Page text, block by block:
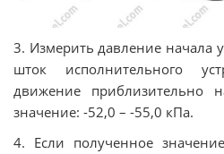
3. Измерить давление начала
шток исполнительного
движение
значение: -52,0 – -55,0 кПа.
4. Если полученное